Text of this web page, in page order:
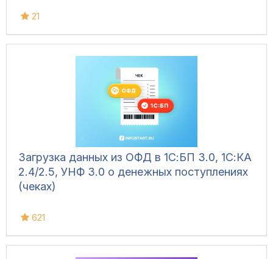
21
Загрузка данных из ОФД в 1С:БП 3.0, 1С:КА
2.4/2.5, УНФ 3.0 о денежных поступлениях
(чеках)
621